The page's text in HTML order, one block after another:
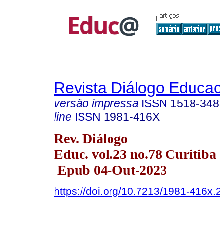
Revista Diálogo
versão impressa ISSN 1518-
line ISSN 1981-416X
Rev. Diálogo
Educ. vol.23 no.78 Curitiba
Epub 04-Out-2023
https://doi.org/10.7213/1981-